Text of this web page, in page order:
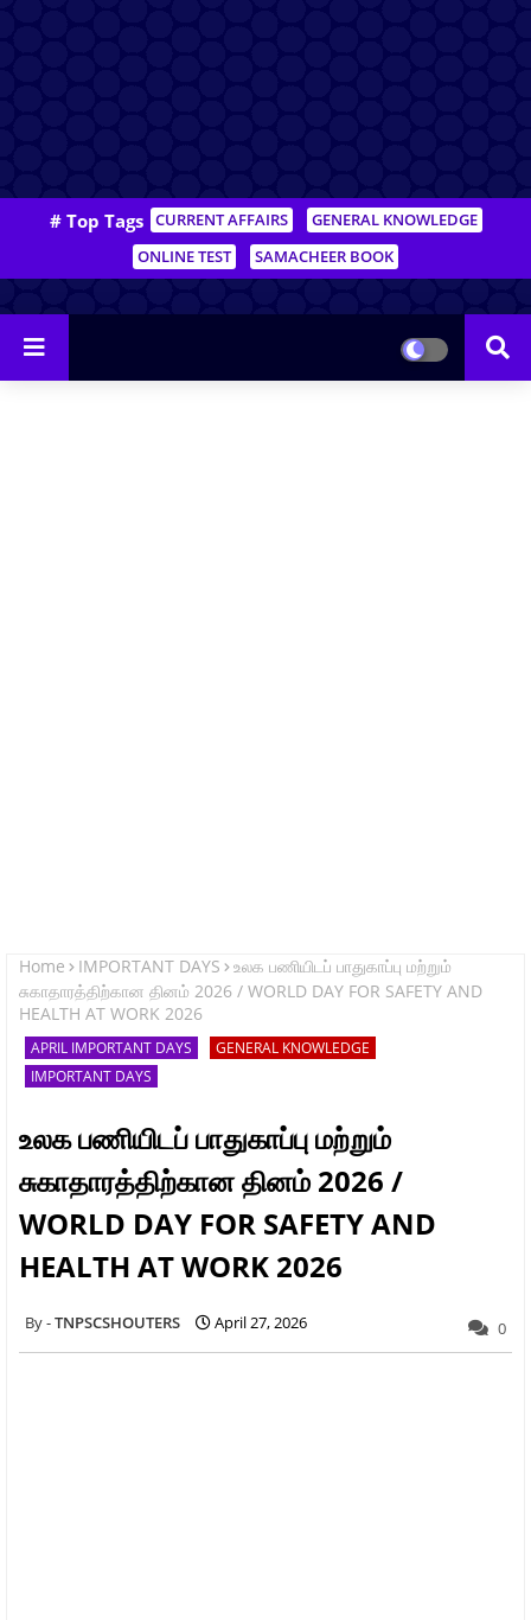
# Top Tags CURRENT AFFAIRS
GENERAL KNOWLEDGE
ONLINE TEST
SAMACHEER BOOK
Home IMPORTANT DAYS
உலக பணியிடப் பாதுகாப்பு மற்றும்
சுகாதாரத்திற்கான தினம் 2026 / WORLD DAY FOR SAFETY AND
HEALTH AT WORK 2026
APRIL IMPORTANT DAYS
GENERAL KNOWLEDGE
IMPORTANT DAYS
உலக பணியிடப் பாதுகாப்பு மற்றும்
சுகாதாரத்திற்கான தினம் 2026 /
WORLD DAY FOR SAFETY AND
HEALTH AT WORK 2026
TNPSCSHOUTERS April 27, 2026 0